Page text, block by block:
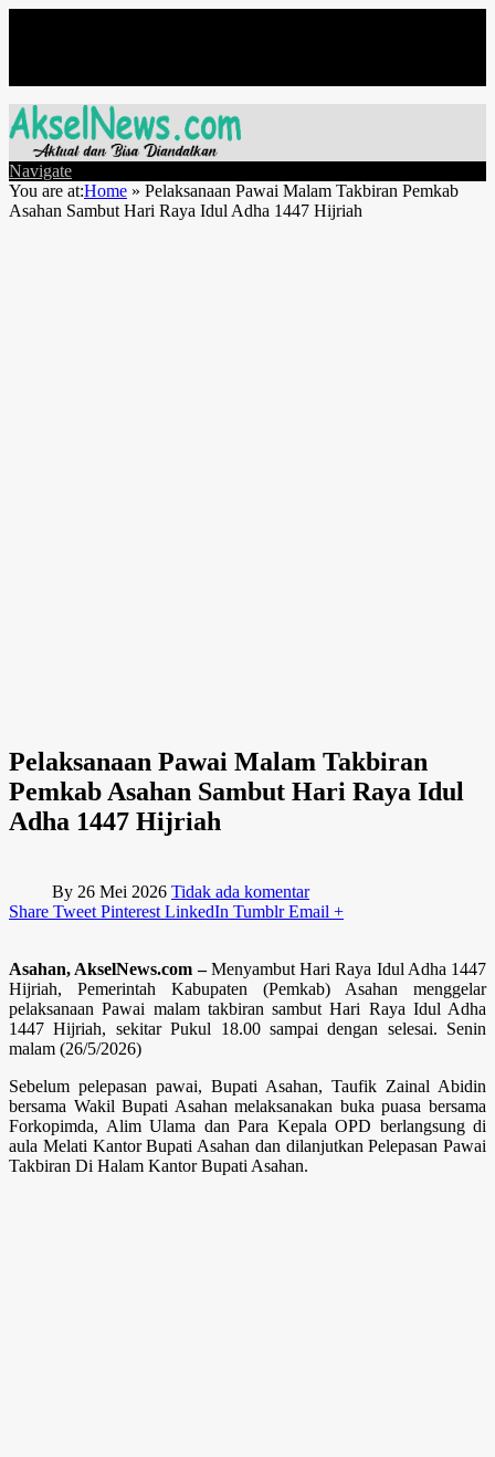
Navigate
You are at:Home » Pelaksanaan Pawai Malam Takbiran Pemkab
Asahan Sambut Hari Raya Idul Adha 1447 Hijriah
Pelaksanaan Pawai Malam Takbiran
Pemkab Asahan Sambut Hari Raya Idul
Adha 1447 Hijriah
By 26 Mei 2026 Tidak ada komentar
Share Tweet Pinterest LinkedIn Tumblr Email +
Asahan, AkselNews.com –Menyambut Hari Raya Idul Adha 1447
Hijriah, Pemerintah Kabupaten (Pemkab) Asahan menggelar
pelaksanaan Pawai malam takbiran sambut Hari Raya Idul Adha
1447 Hijriah, sekitar Pukul 18.00 sampai dengan selesai. Senin
malam (26/5/2026)
Sebelum pelepasan pawai, Bupati Asahan, Taufik Zainal Abidin
bersama Wakil Bupati Asahan melaksanakan buka puasa bersama
Forkopimda, Alim Ulama dan Para Kepala OPD berlangsung di
aula Melati Kantor Bupati Asahan dan dilanjutkan Pelepasan Pawai
Takbiran Di Halam Kantor Bupati Asahan.